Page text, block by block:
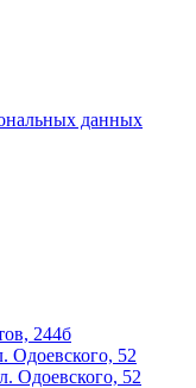
данных
244б
Одоевского, 52
Одоевского, 52